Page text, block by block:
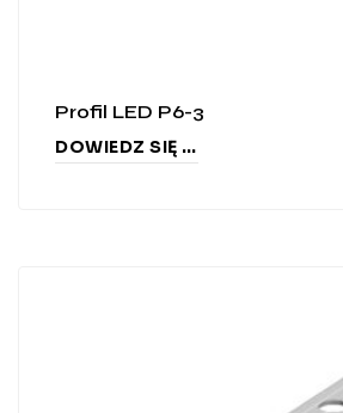
Profil LED P6-3
DOWIEDZ SIĘ WIĘCEJ